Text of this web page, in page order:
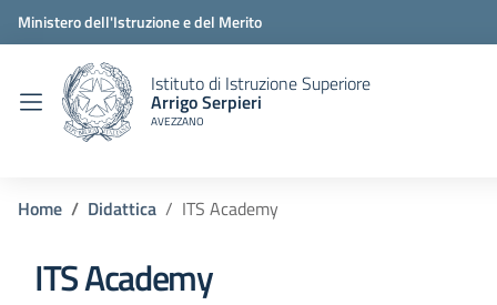
Ministero dell'Istruzione e del Merito
Istituto di Istruzione Superiore
Arrigo Serpieri
AVEZZANO
Home Didattica ITS Academy
ITS Academy